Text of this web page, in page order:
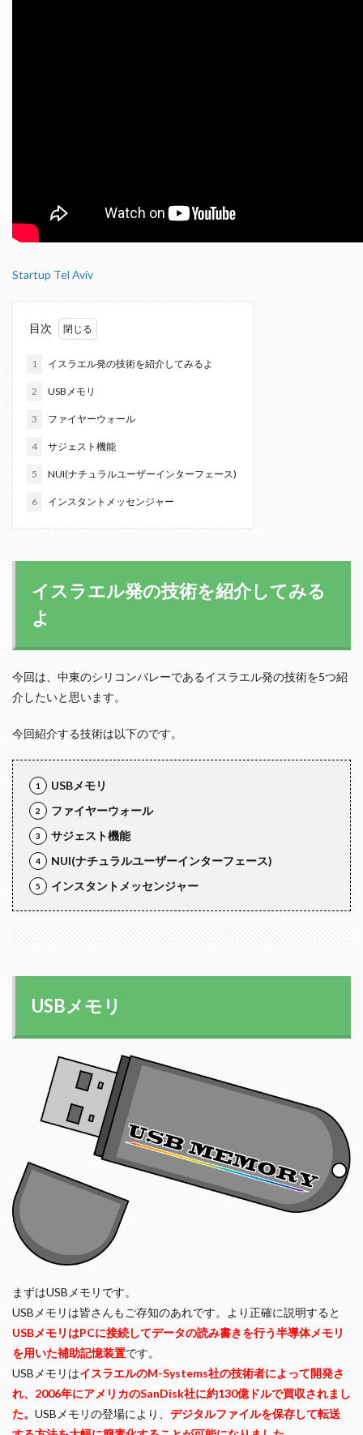
Startup Tel Aviv
目次
1 イスラエル発の技術を紹介してみるよ
2 USBメモリ
3 ファイヤーウォール
4 サジェスト機能
5 NUI(ナチュラルユーザーインターフェース)
6 インスタントメッセンジャー
イスラエル発の技術を紹介してみる
よ
今回は、中東のシリコンバレーであるイスラエル発の技術を5つ紹
介したいと思います。
今回紹介する技術は以下のです。
USBメモリ
ファイヤーウォール
サジェスト機能
NUI(ナチュラルユーザーインターフェース)
インスタントメッセンジャー
USBメモリ
まずはUSBメモリです。
USBメモリは皆さんもご存知のあれです。より正確に説明すると
USBメモリはPCに接続してデータの読み書きを行う半導体メモリ
を用いた補助記憶装置です。
USBメモリはイスラエルのM-Systems社の技術者によって開発さ
れ、2006年にアメリカのSanDisk社に約130億ドルで買収されまし
た。 USBメモリの登場により、 デジタルファイルを保存して転送